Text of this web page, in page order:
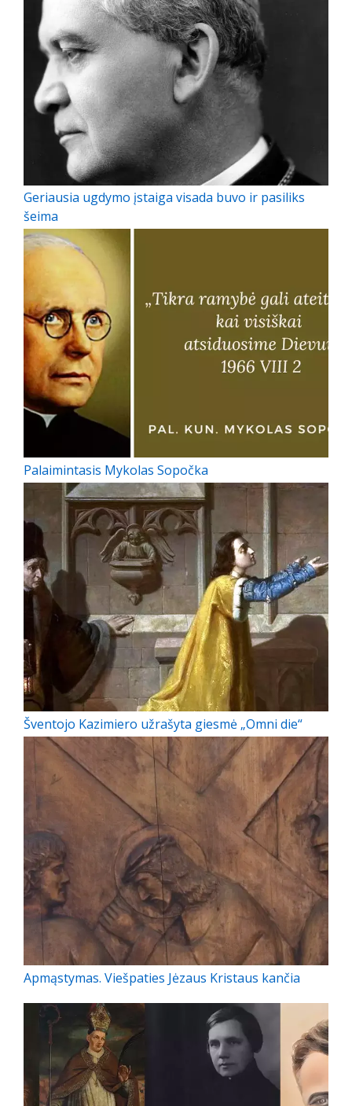
Geriausia ugdymo įstaiga visada buvo ir pasiliks
šeima
Palaimintasis Mykolas Sopočka
Šventojo Kazimiero užrašyta giesmė „Omni die“
Apmąstymas. Viešpaties Jėzaus Kristaus kančia